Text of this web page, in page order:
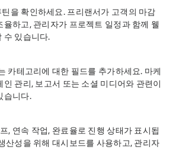
을 확인하세요. 프리랜서가 고객의 마감
율하고, 관리자가 프로젝트 일정과 함께 웰
수 있습니다.
카테고리에 대한 필드를 추가하세요. 마케
인 관리, 보고서 또는 소셜 미디어와 관련이
습니다.
, 연속 작업, 완료율로 진행 상태가 표시됩
산성을 위해 대시보드를 사용하고, 관리자